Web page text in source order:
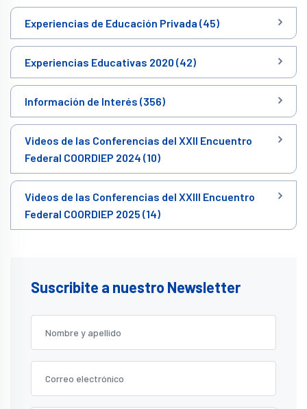
Experiencias de Educación Privada (45)
Experiencias Educativas 2020 (42)
Información de Interés (356)
Videos de las Conferencias del XXII Encuentro
Federal COORDIEP 2024 (10)
Videos de las Conferencias del XXIII Encuentro
Federal COORDIEP 2025 (14)
Suscribite a nuestro Newsletter